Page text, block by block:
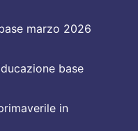
marzo 2026
base
in